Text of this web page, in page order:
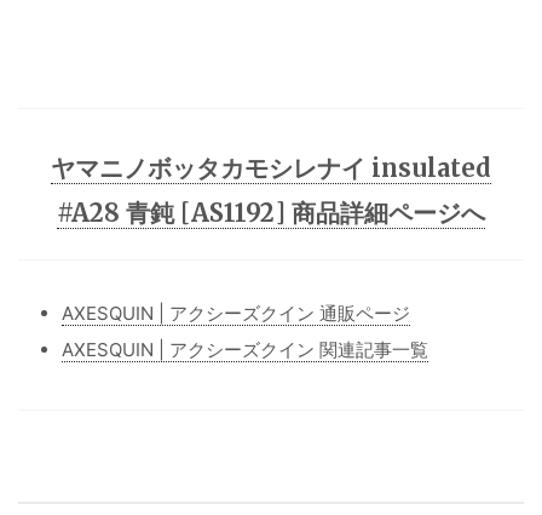
ヤマニノボッタカモシレナイ insulated
#A28 青鈍 [AS1192] 商品詳細ページへ
AXESQUIN | アクシーズクイン 通販ページ
AXESQUIN | アクシーズクイン 関連記事一覧